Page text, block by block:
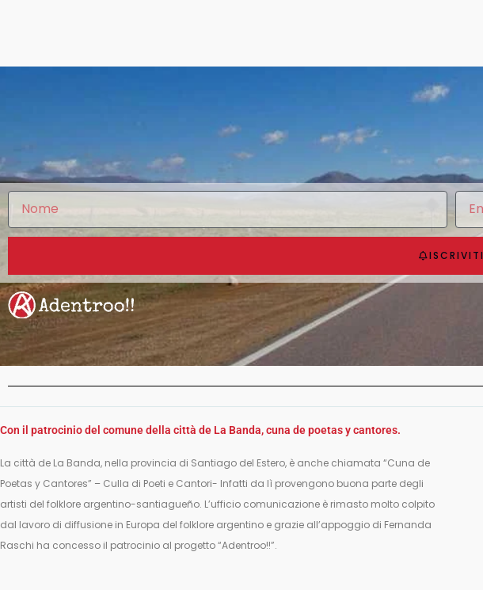
ISCRIVITI
Con il patrocinio del comune della città de La Banda, cuna de poetas y cantores.
La città de La Banda, nella provincia di Santiago del Estero, è anche chiamata “Cuna de
Poetas y Cantores” – Culla di Poeti e Cantori- Infatti da lì provengono buona parte degli
artisti del folklore argentino-santiagueño. L’ufficio comunicazione è rimasto molto colpito
dal lavoro di diffusione in Europa del folklore argentino e grazie all’appoggio di Fernanda
Raschi ha concesso il patrocinio al progetto “Adentroo!!”.